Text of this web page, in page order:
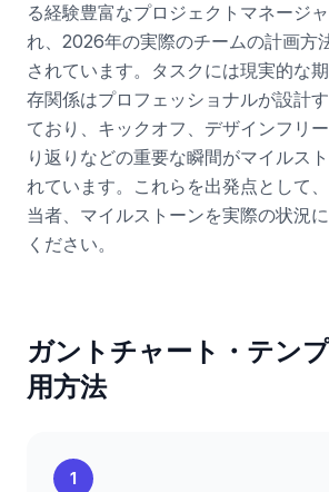
る経験豊富なプロジェクトマネージ
れ、2026年の実際のチームの計画方
されています。タスクには現実的な
存関係はプロフェッショナルが設計
ており、キックオフ、デザインフリ
り返りなどの重要な瞬間がマイルス
れています。これらを出発点として
当者、マイルストーンを実際の状況
ください。
ガントチャート・テン
用方法
1